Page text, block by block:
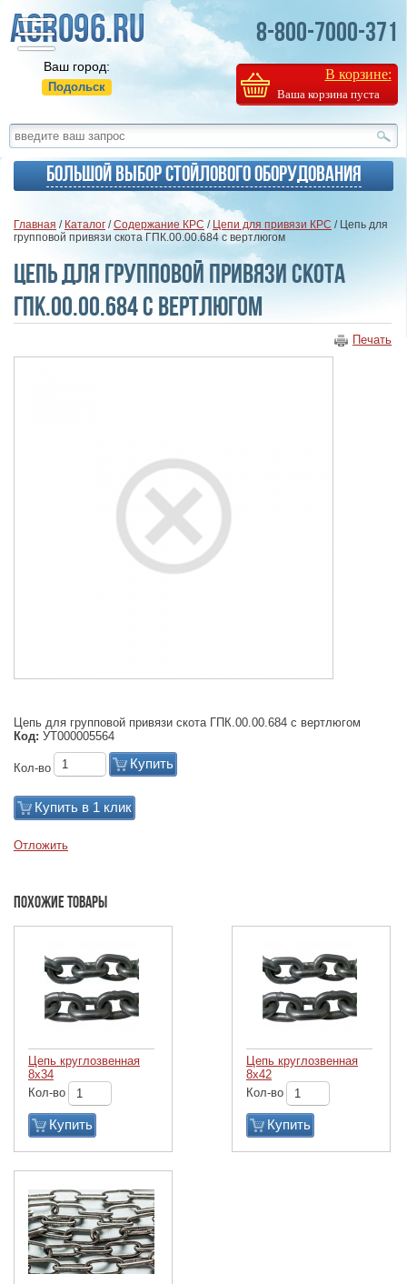
Ваш город:
Подольск
8-800-7000-371
В корзине:
Ваша корзина пуста
Большой выбор стойлового оборудования
Главная / Каталог /Содержание КРС / Цепи для привязи КРС / Цепь для
групповой привязи скота ГПК.00.00.684 с вертлюгом
Цепь для групповой привязи скота
ГПК.00.00.684 с вертлюгом
Печать
Цепь для групповой привязи скота ГПК.00.00.684 с вертлюгом
Код: УТ000005564
Кол-во Купить
Купить в 1 клик
Отложить
Похожие товары
Цепь круглозвенная
8х34
Кол-во
Купить
Цепь круглозвенная
8х42
Кол-во
Купить